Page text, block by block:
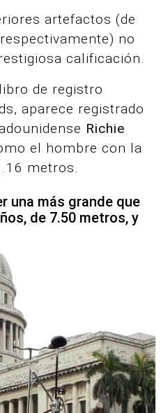
artefactos (de
no
calificación.
de registro
aparece registrado
Richie
el hombre con la
metros.
una más grande que
de 7.50 metros, y